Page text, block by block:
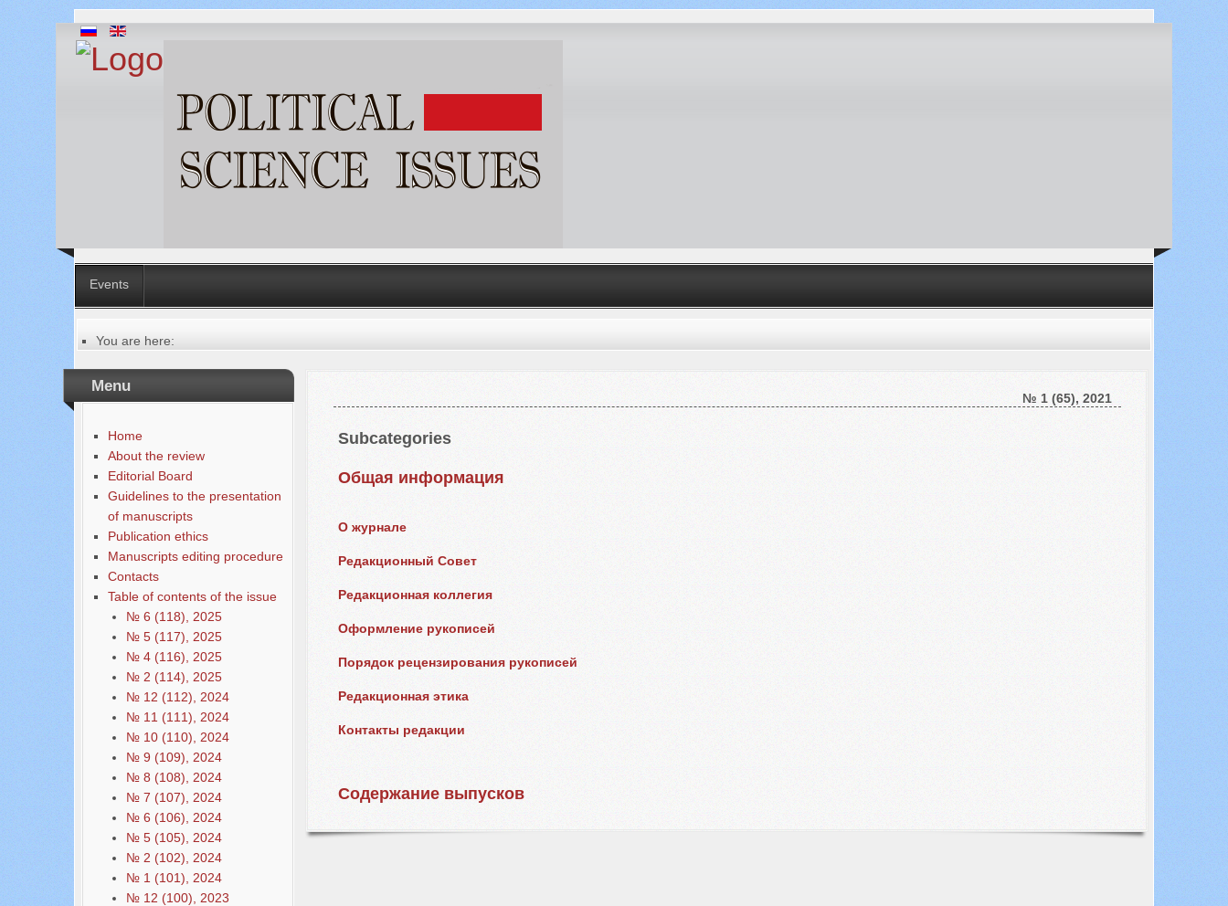
Events
You are here:
Table of contents of the issue
№ 1 (65), 2021
Русский
Menu
Home
About the review
Editorial Board
Guidelines to the presentation
of manuscripts
Publication ethics
Manuscripts editing procedure
Contacts
Table of contents of the issue
№ 6 (118), 2025
№ 5 (117), 2025
№ 4 (116), 2025
№ 2 (114), 2025
№ 12 (112), 2024
№ 11 (111), 2024
№ 10 (110), 2024
№ 9 (109), 2024
№ 8 (108), 2024
№ 7 (107), 2024
№ 6 (106), 2024
№ 5 (105), 2024
№ 2 (102), 2024
№ 1 (101), 2024
№ 12 (100), 2023
№ 1 (65), 2021
Subcategories
Общая информация
О журнале
Редакционный Совет
Редакционная коллегия
Оформление рукописей
Порядок рецензирования рукописей
Редакционная этика
Контакты редакции
Содержание выпусков